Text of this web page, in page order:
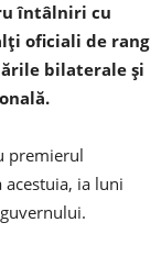
întâlniri cu
oficiali de rang
bilaterale și
premierul
ia luni